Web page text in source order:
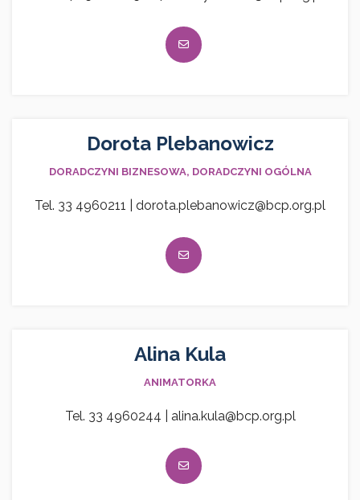
Dorota Plebanowicz
DORADCZYNI BIZNESOWA, DORADCZYNI OGÓLNA
Tel. 33 4960211 | dorota.plebanowicz@bcp.org.pl
Alina Kula
ANIMATORKA
Tel. 33 4960244 | alina.kula@bcp.org.pl